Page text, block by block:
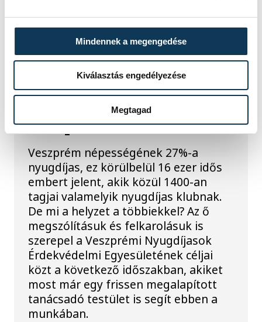
Mindennek a megengedése
Kiválasztás engedélyezése
Megtagad
NYUGDÍJAS
Közel tizenötezer
nyugdíjast keresnek
Veszprémben
Veszprém népességének 27%-a
nyugdíjas, ez körülbelül 16 ezer idős
embert jelent, akik közül 1400-an
tagjai valamelyik nyugdíjas klubnak.
De mi a helyzet a többiekkel? Az ő
megszólításuk és felkarolásuk is
szerepel a Veszprémi Nyugdíjasok
Érdekvédelmi Egyesületének céljai
közt a következő időszakban, akiket
most már egy frissen megalapított
tanácsadó testület is segít ebben a
munkában.